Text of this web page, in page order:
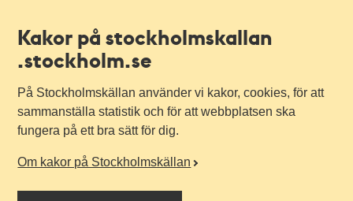
Kakor på stockholmskallan
.stockholm.se
På Stockholmskällan använder vi kakor, cookies, för att
sammanställa statistik och för att webbplatsen ska
fungera på ett bra sätt för dig.
Om kakor på Stockholmskällan